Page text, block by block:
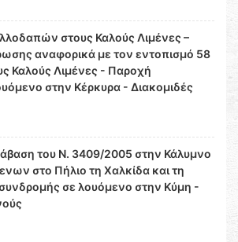
στους Καλούς Λιμένες –
αναφορικά με τον εντοπισμό 58
Καλούς Λιμένες - Παροχή
στην Κέρκυρα - Διακομιδές
του Ν. 3409/2005 στην Κάλυμνο
στο Πήλιο τη Χαλκίδα και τη
σε λουόμενο στην Κύμη -